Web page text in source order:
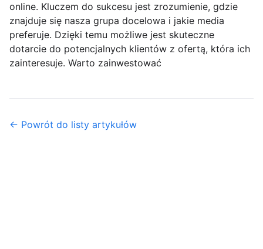
online. Kluczem do sukcesu jest zrozumienie, gdzie
znajduje się nasza grupa docelowa i jakie media
preferuje. Dzięki temu możliwe jest skuteczne
dotarcie do potencjalnych klientów z ofertą, która ich
zainteresuje. Warto zainwestować
← Powrót do listy artykułów